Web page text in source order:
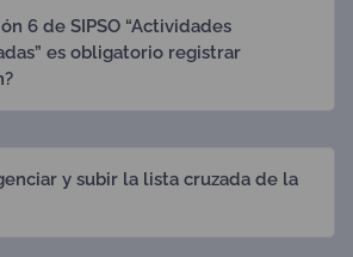
6 de SIPSO “Actividades
es obligatorio registrar
y subir la lista cruzada de la